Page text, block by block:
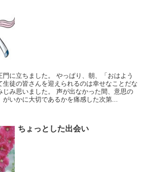
門に立ちました。 やっぱり、朝、「おはよう
生徒の皆さんを迎えられるのは幸せなことだな
じみ思いました。 声が出なかった間、意思の
がいかに大切であるかを痛感した次第...
ちょっとした出会い